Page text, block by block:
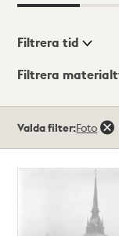
Visningsläge
Filtrera tid
Filtrera
träffar
Valda filter:Foto